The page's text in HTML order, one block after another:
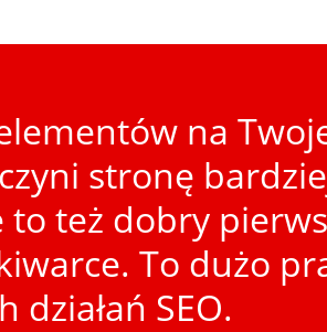
na
stronę
to też dobry
To dużo
działań SEO.